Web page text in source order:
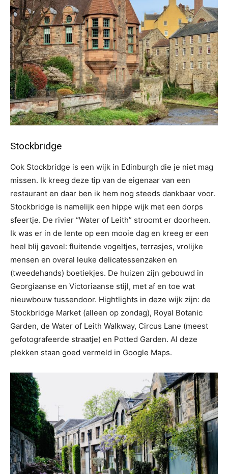
Stockbridge
Ook Stockbridge is een wijk in Edinburgh die je niet mag
missen. Ik kreeg deze tip van de eigenaar van een
restaurant en daar ben ik hem nog steeds dankbaar voor.
Stockbridge is namelijk een hippe wijk met een dorps
sfeertje. De rivier “Water of Leith” stroomt er doorheen.
Ik was er in de lente op een mooie dag en kreeg er een
heel blij gevoel: fluitende vogeltjes, terrasjes, vrolijke
mensen en overal leuke delicatessenzaken en
(tweedehands) boetiekjes. De huizen zijn gebouwd in
Georgiaanse en Victoriaanse stijl, met af en toe wat
nieuwbouw tussendoor. Hightlights in deze wijk zijn: de
Stockbridge Market (alleen op zondag), Royal Botanic
Garden, de Water of Leith Walkway, Circus Lane (meest
gefotografeerde straatje) en Potted Garden. Al deze
plekken staan goed vermeld in Google Maps.